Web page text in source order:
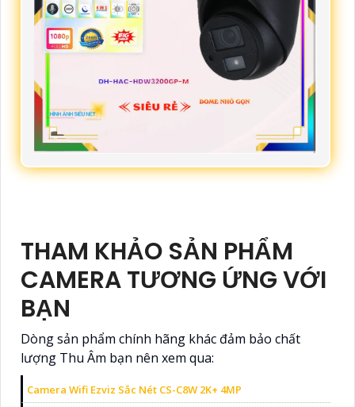
THAM KHẢO SẢN PHẨM
CAMERA TƯƠNG ỨNG VỚI
BẠN
Dòng sản phẩm chính hãng khác đảm bảo chất
lượng Thu Âm bạn nên xem qua:
Camera Wifi Ezviz Sắc Nét CS-C8W 2K+ 4MP